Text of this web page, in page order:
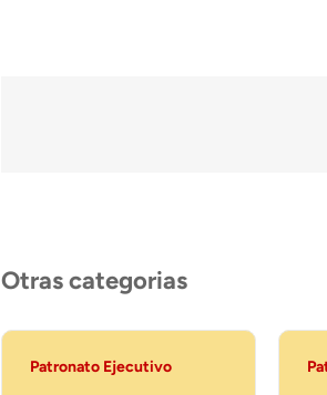
Otras categorias
Patronato Ejecutivo